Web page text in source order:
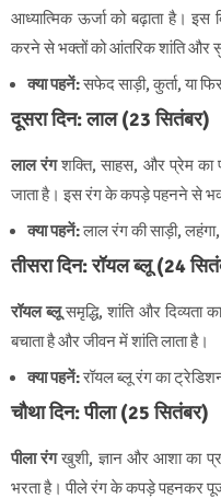
आध्यात्मिक ऊर्जा को बढ़ाता है।
करने से भक्तों को आंतरिक शांति और
क्या पहनें:सफेद साड़ी, कुर्ता, या
दूसरा दिन: लाल (23 सितंबर)
लाल रंगशक्ति, साहस, और प्रेम का
जाता है। इस रंग के कपड़े पहनने से
क्या पहनें:लाल रंग की साड़ी, लहंगा,
तीसरा दिन: रॉयल ब्लू (24
रॉयल ब्लूसमृद्धि, शांति और दिव्यता
बचाता है और जीवन में शांति लाता है।
क्या पहनें:रॉयल ब्लू रंग का
चौथा दिन: पीला (25 सितंबर)
पीला रंगखुशी, ज्ञान और आशा का
भरता है। पीले रंग के कपड़े पहनकर